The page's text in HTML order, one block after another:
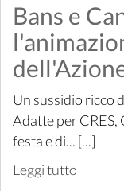
Bans e
Un sussidio ricco
Adatte per CRES,
festa e di... [...]
Leggi tutto